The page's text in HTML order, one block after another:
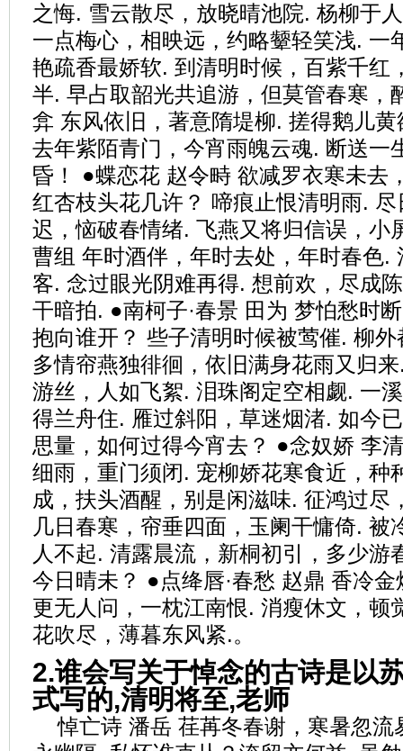
之悔. 雪云散尽，放晓晴池院. 杨柳于
一点梅心，相映远，约略颦轻笑浅. 一
艳疏香最娇软. 到清明时候，百紫千红
半. 早占取韶光共追游，但莫管春寒，
弇 东风依旧，著意隋堤柳. 搓得鹅儿
去年紫陌青门，今宵雨魄云魂. 断送一
昏！ ●蝶恋花 赵令畤 欲减罗衣寒未去
红杏枝头花几许？ 啼痕止恨清明雨.
迟，恼破春情绪. 飞燕又将归信误，小
曹组 年时酒伴，年时去处，年时春色.
客. 念过眼光阴难再得. 想前欢，尽成
干暗拍. ●南柯子·春景 田为 梦怕愁时
抱向谁开？ 些子清明时候被莺催. 柳
多情帘燕独徘徊，依旧满身花雨又归
游丝，人如飞絮. 泪珠阁定空相觑. 一
得兰舟住. 雁过斜阳，草迷烟渚. 如今
思量，如何过得今宵去？ ●念奴娇 李
细雨，重门须闭. 宠柳娇花寒食近，种
成，扶头酒醒，别是闲滋味. 征鸿过尽
几日春寒，帘垂四面，玉阑干慵倚. 被
人不起. 清露晨流，新桐初引，多少游
今日晴未？ ●点绛唇·春愁 赵鼎 香冷
更无人问，一枕江南恨. 消瘦休文，顿
花吹尽，薄暮东风紧.。
2.谁会写关于悼念的古诗是以
式写的,清明将至,老师
悼亡诗 潘岳 荏苒冬春谢，寒暑忽